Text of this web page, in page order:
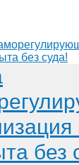
без